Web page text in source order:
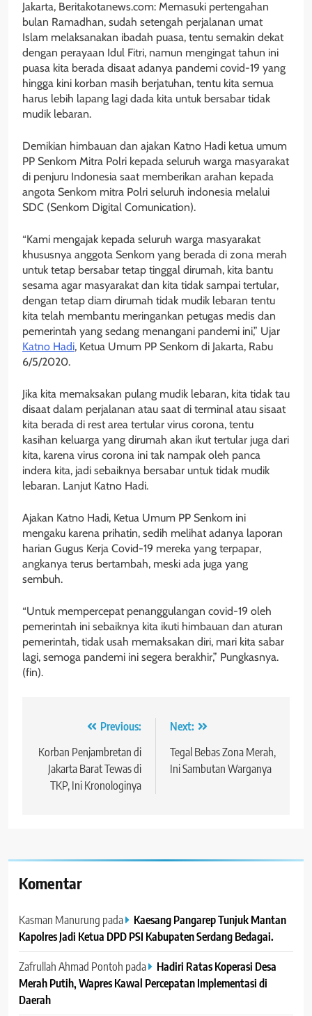
Jakarta, Beritakotanews.com: Memasuki pertengahan
bulan Ramadhan, sudah setengah perjalanan umat
Islam melaksanakan ibadah puasa, tentu semakin dekat
dengan perayaan Idul Fitri, namun mengingat tahun ini
puasa kita berada disaat adanya pandemi covid-19 yang
hingga kini korban masih berjatuhan, tentu kita semua
harus lebih lapang lagi dada kita untuk bersabar tidak
mudik lebaran.
Demikian himbauan dan ajakan Katno Hadi ketua umum
PP Senkom Mitra Polri kepada seluruh warga masyarakat
di penjuru Indonesia saat memberikan arahan kepada
angota Senkom mitra Polri seluruh indonesia melalui
SDC (Senkom Digital Comunication).
“Kami mengajak kepada seluruh warga masyarakat
khususnya anggota Senkom yang berada di zona merah
untuk tetap bersabar tetap tinggal dirumah, kita bantu
sesama agar masyarakat dan kita tidak sampai tertular,
dengan tetap diam dirumah tidak mudik lebaran tentu
kita telah membantu meringankan petugas medis dan
pemerintah yang sedang menangani pandemi ini,” Ujar
Katno Hadi, Ketua Umum PP Senkom di Jakarta, Rabu
6/5/2020.
Jika kita memaksakan pulang mudik lebaran, kita tidak tau
disaat dalam perjalanan atau saat di terminal atau sisaat
kita berada di rest area tertular virus corona, tentu
kasihan keluarga yang dirumah akan ikut tertular juga dari
kita, karena virus corona ini tak nampak oleh panca
indera kita, jadi sebaiknya bersabar untuk tidak mudik
lebaran. Lanjut Katno Hadi.
Ajakan Katno Hadi, Ketua Umum PP Senkom ini
mengaku karena prihatin, sedih melihat adanya laporan
harian Gugus Kerja Covid-19 mereka yang terpapar,
angkanya terus bertambah, meski ada juga yang
sembuh.
“Untuk mempercepat penanggulangan covid-19 oleh
pemerintah ini sebaiknya kita ikuti himbauan dan aturan
pemerintah, tidak usah memaksakan diri, mari kita sabar
lagi, semoga pandemi ini segera berakhir,” Pungkasnya.
(fin).
Navigasi
pos
Previous:
Korban Penjambretan di
Jakarta Barat Tewas di
TKP, Ini Kronologinya
Next:
Tegal Bebas Zona Merah,
Ini Sambutan Warganya
Komentar
Kasman Manurung pada
Kaesang Pangarep Tunjuk Mantan
Kapolres Jadi Ketua DPD PSI Kabupaten Serdang Bedagai. ‎ ‎
Zafrullah Ahmad Pontoh pada
Hadiri Ratas Koperasi Desa
Merah Putih, Wapres Kawal Percepatan Implementasi di
Daerah